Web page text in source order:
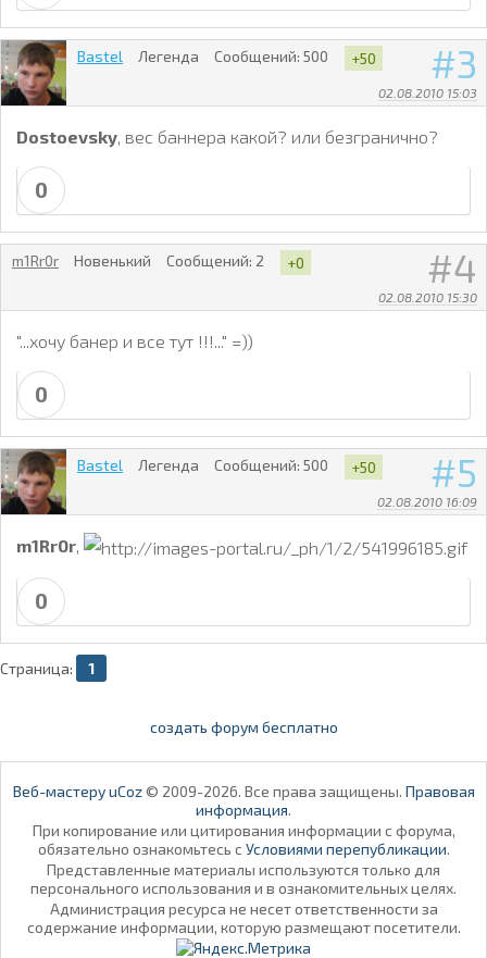
3
02.08.2010 15:03
Bastel Легенда Сообщений: 500 +50
Dostoevsky, вес баннера какой? или безгранично?
0
4
02.08.2010 15:30
m1Rr0r Новенький Сообщений: 2 +0
"...хочу банер и все тут !!!..." =))
0
5
02.08.2010 16:09
Bastel Легенда Сообщений: 500 +50
m1Rr0r,
0
Страница: 1
создать форум бесплатно
Веб-мастеру uCoz© 2009-2026. Все права защищены. Правовая
информация.
При копирование или цитирования информации с форума,
обязательно ознакомьтесь сУсловиями перепубликации.
Представленные материалы используются только для
персонального использования и в ознакомительных целях.
Администрация ресурса не несет ответственности за
содержание информации, которую размещают посетители.